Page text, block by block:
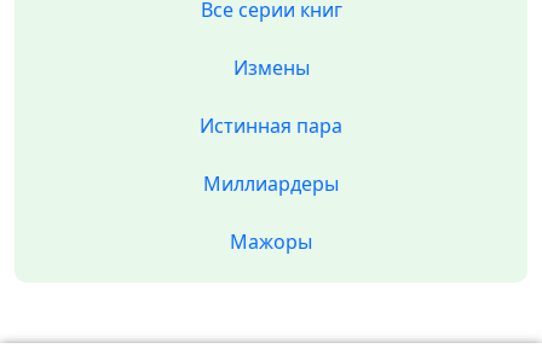
Все серии книг
Измены
Истинная пара
Миллиардеры
Мажоры